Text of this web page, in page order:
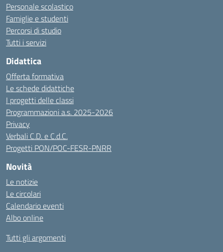
Personale scolastico
Famiglie e studenti
Percorsi di studio
Tutti i servizi
Didattica
Offerta formativa
Le schede didattiche
I progetti delle classi
Programmazioni a.s. 2025-2026
Privacy
Verbali C.D. e C.d.C.
Progetti PON/POC-FESR-PNRR
Novità
Le notizie
Le circolari
Calendario eventi
Albo online
Tutti gli argomenti